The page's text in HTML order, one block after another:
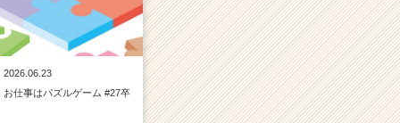
2026.06.23
お仕事はパズルゲーム #27卒